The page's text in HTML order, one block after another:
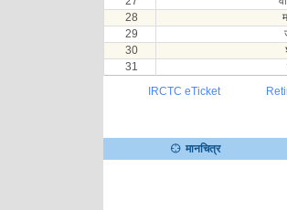
28
29
30
31
IRCTC eTicket
मानचित्र